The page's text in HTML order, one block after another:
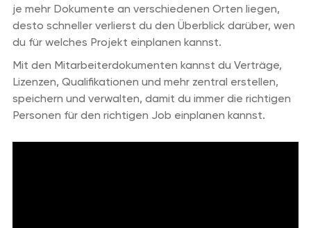
je mehr Dokumente an verschiedenen Orten liegen,
desto schneller verlierst du den Überblick darüber, wen
du für welches Projekt einplanen kannst.
Mit den Mitarbeiterdokumenten kannst du Verträge,
Lizenzen, Qualifikationen und mehr zentral erstellen,
speichern und verwalten, damit du immer die richtigen
Personen für den richtigen Job einplanen kannst.